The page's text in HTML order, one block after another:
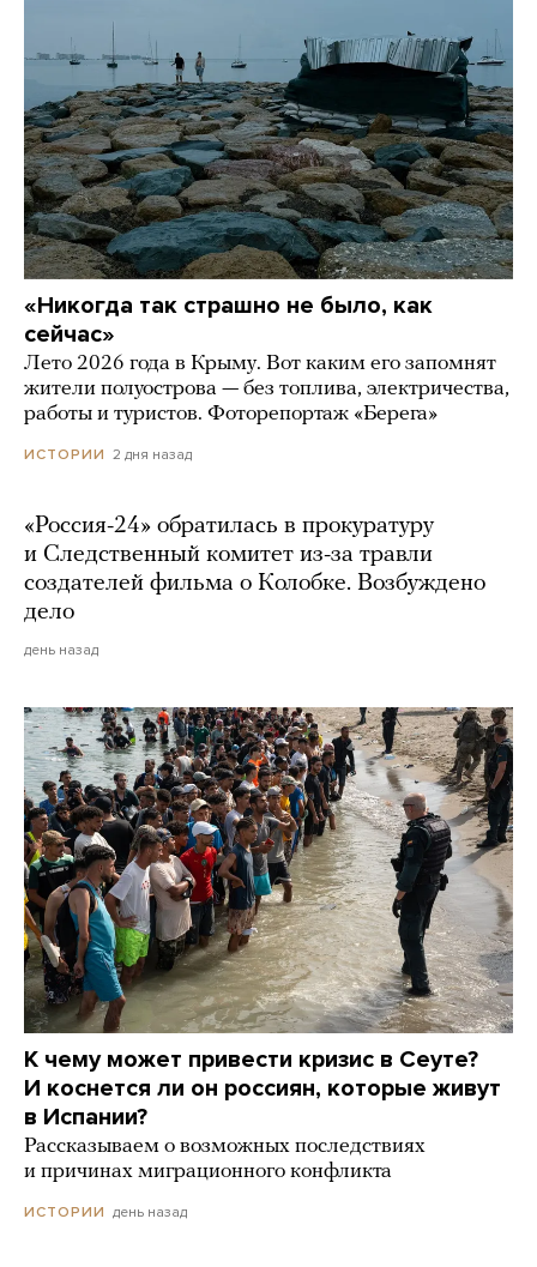
«Никогда так страшно не было, как
сейчас»
Лето 2026 года в Крыму. Вот каким его запомнят
жители полуострова — без топлива, электричества,
работы и туристов. Фоторепортаж «Берега»
ИСТОРИИ 2 дня назад
«Россия-24» обратилась в прокуратуру
и Следственный комитет из-за травли
создателей фильма о Колобке. Возбуждено
дело
день назад
К чему может привести кризис в Сеуте?
И коснется ли он россиян, которые живут
в Испании?
Рассказываем о возможных последствиях
и причинах миграционного конфликта
ИСТОРИИ день назад